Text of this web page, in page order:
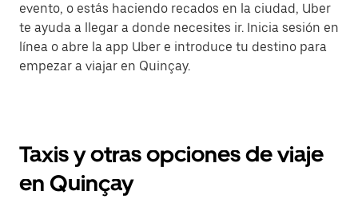
evento, o estás haciendo recados en la ciudad, Uber
te ayuda a llegar a donde necesites ir. Inicia sesión en
línea o abre la app Uber e introduce tu destino para
empezar a viajar en Quinçay.
Taxis y otras opciones de viaje
en Quinçay